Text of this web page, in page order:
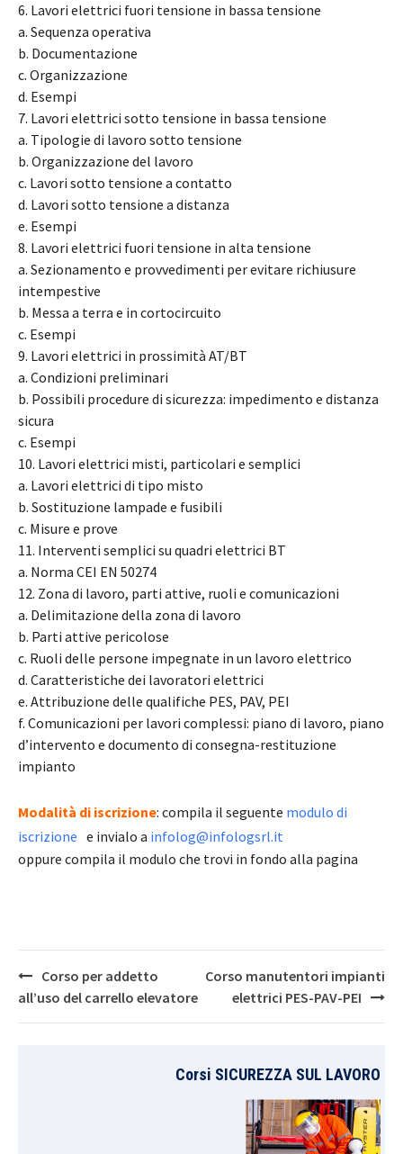
6. Lavori elettrici fuori tensione in bassa tensione
a. Sequenza operativa
b. Documentazione
c. Organizzazione
d. Esempi
7. Lavori elettrici sotto tensione in bassa tensione
a. Tipologie di lavoro sotto tensione
b. Organizzazione del lavoro
c. Lavori sotto tensione a contatto
d. Lavori sotto tensione a distanza
e. Esempi
8. Lavori elettrici fuori tensione in alta tensione
a. Sezionamento e provvedimenti per evitare richiusure
intempestive
b. Messa a terra e in cortocircuito
c. Esempi
9. Lavori elettrici in prossimità AT/BT
a. Condizioni preliminari
b. Possibili procedure di sicurezza: impedimento e distanza
sicura
c. Esempi
10. Lavori elettrici misti, particolari e semplici
a. Lavori elettrici di tipo misto
b. Sostituzione lampade e fusibili
c. Misure e prove
11. Interventi semplici su quadri elettrici BT
a. Norma CEI EN 50274
12. Zona di lavoro, parti attive, ruoli e comunicazioni
a. Delimitazione della zona di lavoro
b. Parti attive pericolose
c. Ruoli delle persone impegnate in un lavoro elettrico
d. Caratteristiche dei lavoratori elettrici
e. Attribuzione delle qualifiche PES, PAV, PEI
f. Comunicazioni per lavori complessi: piano di lavoro, piano
d’intervento e documento di consegna-restituzione
impianto
Modalità di iscrizione: compila il seguente modulo di
iscrizione e invialo a infolog@infologsrl.it
oppure compila il modulo che trovi in fondo alla pagina
Post
navigation
Corso per addetto
all’uso del carrello elevatore
Corso manutentori impianti
elettrici PES-PAV-PEI
Corsi SICUREZZA SUL LAVORO